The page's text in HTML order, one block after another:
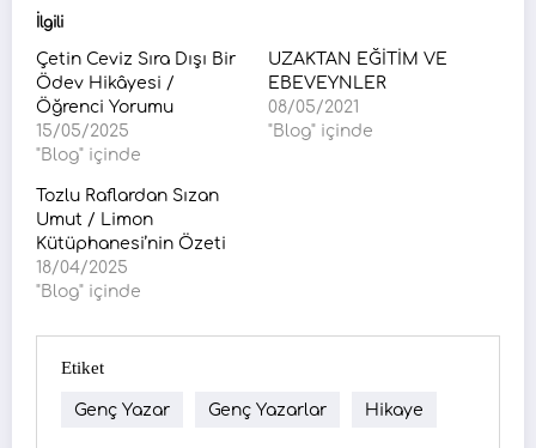
İlgili
Çetin Ceviz Sıra Dışı Bir
Ödev Hikâyesi /
Öğrenci Yorumu
15/05/2025
"Blog" içinde
UZAKTAN EĞİTİM VE
EBEVEYNLER
08/05/2021
"Blog" içinde
Tozlu Raflardan Sızan
Umut / Limon
Kütüphanesi’nin Özeti
18/04/2025
"Blog" içinde
Etiket
Genç Yazar Genç Yazarlar Hikaye